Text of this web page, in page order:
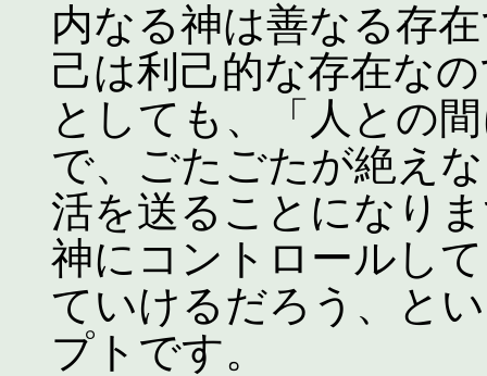
内なる神は善なる存
己は利己的な存在な
としても、「人との
で、ごたごたが絶え
活を送ることになり
神にコントロールし
ていけるだろう、と
プトです。